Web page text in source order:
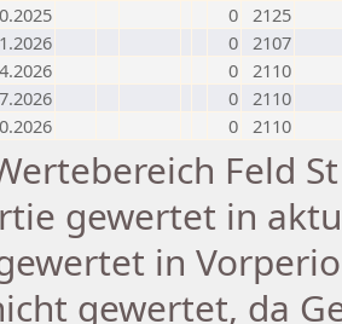
0 2125
0 2107
0 2110
0 2110
0 2110
Feld
gewertet in
in
gewertet, da